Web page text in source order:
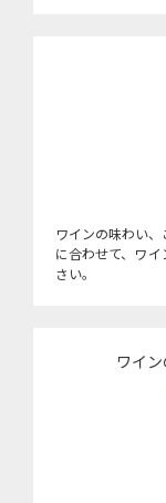
ワインの味わい
に合わせて、ワ
さい。
ワイ